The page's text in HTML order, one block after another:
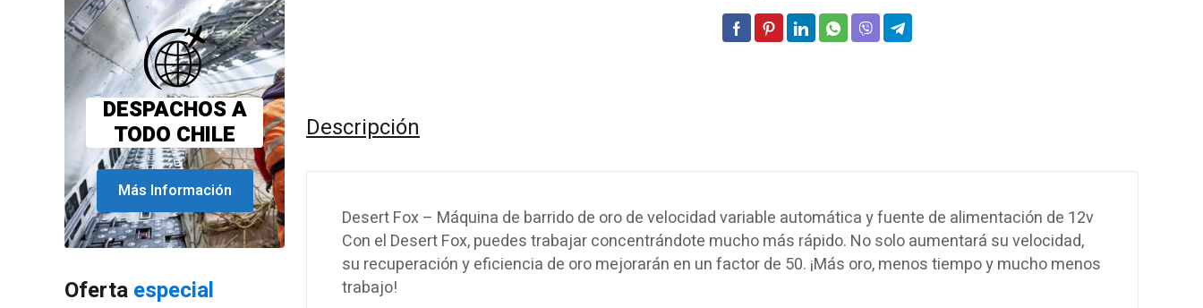
DESPACHOS A
TODO CHILE
Más Información
Oferta especial
Descripción
Desert Fox – Máquina de barrido de oro de velocidad variable automática y fuente de alimentación de 12v
Con el Desert Fox, puedes trabajar concentrándote mucho más rápido. No solo aumentará su velocidad,
su recuperación y eficiencia de oro mejorarán en un factor de 50. ¡Más oro, menos tiempo y mucho menos
trabajo!